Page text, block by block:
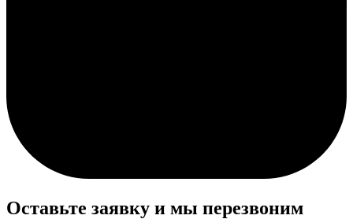
Оставьте заявку и мы перезвоним